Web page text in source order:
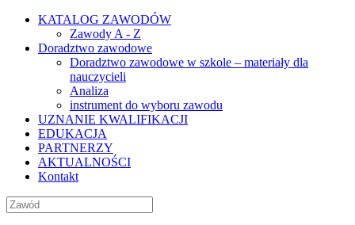
KATALOG ZAWODÓW
Zawody A - Z
Doradztwo zawodowe
Doradztwo zawodowe w szkole – materiały dla
nauczycieli
Analiza
instrument do wyboru zawodu
UZNANIE KWALIFIKACJI
EDUKACJA
PARTNERZY
AKTUALNOŚCI
Kontakt